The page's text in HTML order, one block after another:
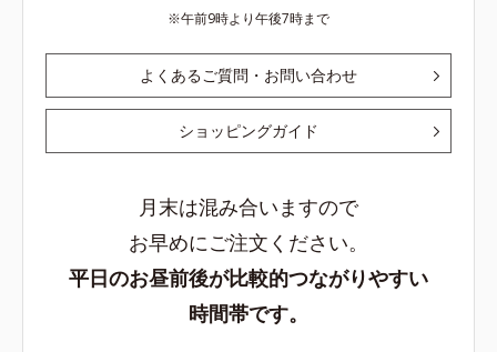
午前9時より午後7時まで
よくあるご質問・お問い合わせ
ショッピングガイド
月末は混み合いますので
お早めにご注文ください。
平日のお昼前後が比較的つながりやすい
時間帯です。